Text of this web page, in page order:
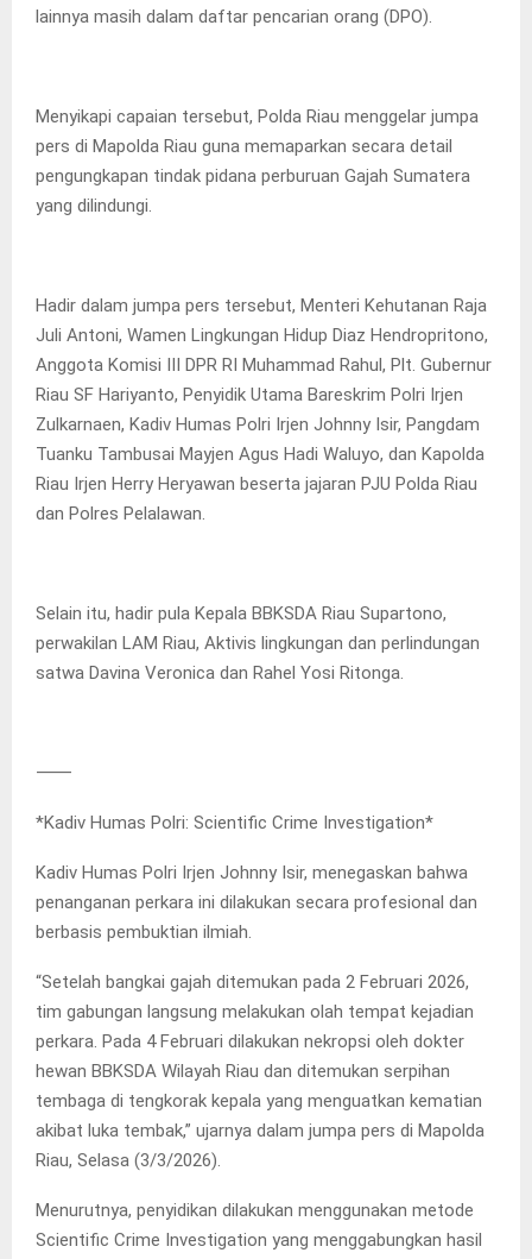
lainnya masih dalam daftar pencarian orang (DPO).
Menyikapi capaian tersebut, Polda Riau menggelar jumpa
pers di Mapolda Riau guna memaparkan secara detail
pengungkapan tindak pidana perburuan Gajah Sumatera
yang dilindungi.
Hadir dalam jumpa pers tersebut, Menteri Kehutanan Raja
Juli Antoni, Wamen Lingkungan Hidup Diaz Hendropritono,
Anggota Komisi III DPR RI Muhammad Rahul, Plt. Gubernur
Riau SF Hariyanto, Penyidik Utama Bareskrim Polri Irjen
Zulkarnaen, Kadiv Humas Polri Irjen Johnny Isir, Pangdam
Tuanku Tambusai Mayjen Agus Hadi Waluyo, dan Kapolda
Riau Irjen Herry Heryawan beserta jajaran PJU Polda Riau
dan Polres Pelalawan.
Selain itu, hadir pula Kepala BBKSDA Riau Supartono,
perwakilan LAM Riau, Aktivis lingkungan dan perlindungan
satwa Davina Veronica dan Rahel Yosi Ritonga.
⸻
*Kadiv Humas Polri: Scientific Crime Investigation*
Kadiv Humas Polri Irjen Johnny Isir, menegaskan bahwa
penanganan perkara ini dilakukan secara profesional dan
berbasis pembuktian ilmiah.
“Setelah bangkai gajah ditemukan pada 2 Februari 2026,
tim gabungan langsung melakukan olah tempat kejadian
perkara. Pada 4 Februari dilakukan nekropsi oleh dokter
hewan BBKSDA Wilayah Riau dan ditemukan serpihan
tembaga di tengkorak kepala yang menguatkan kematian
akibat luka tembak,” ujarnya dalam jumpa pers di Mapolda
Riau, Selasa (3/3/2026).
Menurutnya, penyidikan dilakukan menggunakan metode
Scientific Crime Investigation yang menggabungkan hasil